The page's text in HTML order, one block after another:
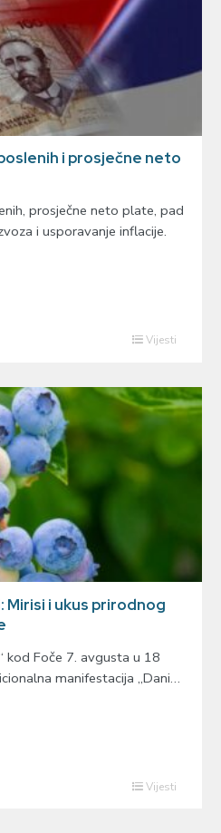
i prosječne neto
prosječne neto plate, pad
i usporavanje inflacije.
Vijesti
Mirisi i ukus prirodnog
kod Foče 7. avgusta u 18
manifestacija „Dani…
Vijesti